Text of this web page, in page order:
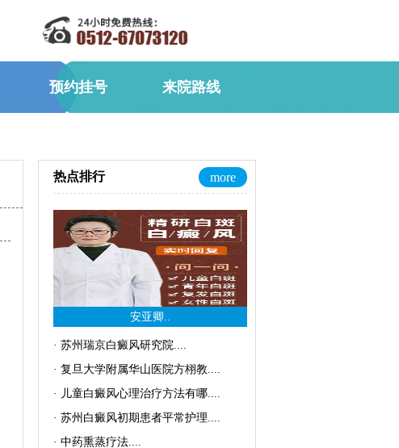
预约挂号 来院路线
热点排行 more
安亚卿..
· 苏州瑞京白癜风研究院....
· 复旦大学附属华山医院方栩教....
· 儿童白癜风心理治疗方法有哪....
· 苏州白癜风初期患者平常护理....
· 中药熏蒸疗法....